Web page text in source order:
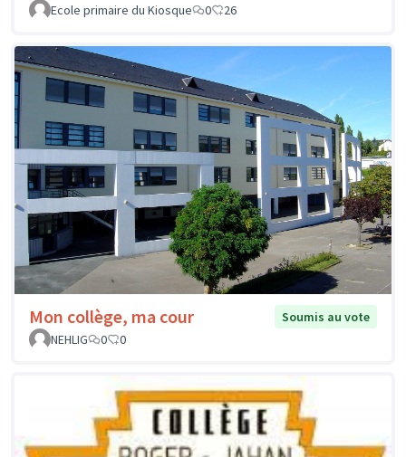
Ecole primaire du Kiosque 0 26
Mon collège, ma cour
Soumis au vote
NEHLIG
0 0